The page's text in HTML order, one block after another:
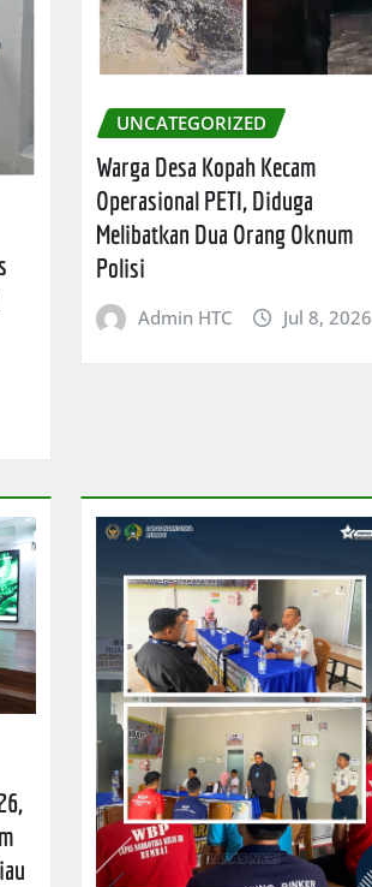
UNCATEGORIZED
Warga Desa Kopah Kecam
Operasional PETI, Diduga
Melibatkan Dua Orang Oknum
Polisi
Admin HTC Jul 8, 2026